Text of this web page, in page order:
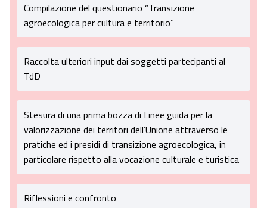
Compilazione del questionario “Transizione
agroecologica per cultura e territorio”
Raccolta ulteriori input dai soggetti partecipanti al
TdD
Stesura di una prima bozza di Linee guida per la
valorizzazione dei territori dell’Unione attraverso le
pratiche ed i presidi di transizione agroecologica, in
particolare rispetto alla vocazione culturale e turistica
Riflessioni e confronto